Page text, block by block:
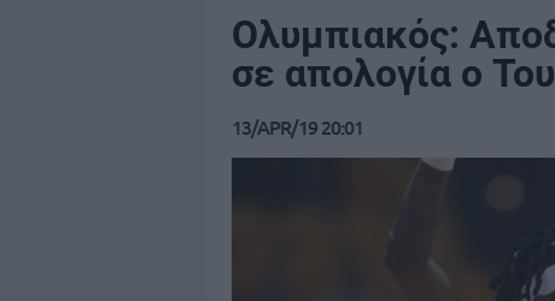
Ολυμπιακός:
σε απολογία ο
13/APR/19 20:01